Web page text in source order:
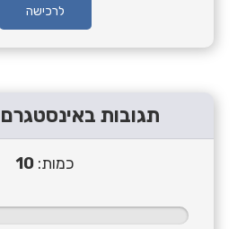
לרכישה
תגובות
כמות: 10